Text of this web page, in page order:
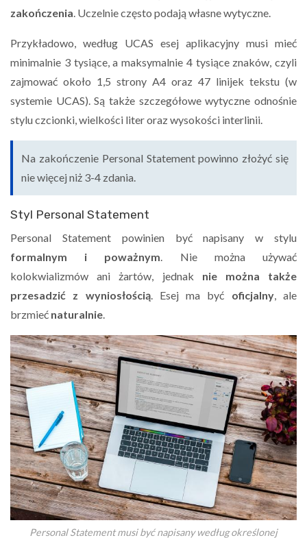
zakończenia . Uczelnie często podają własne wytyczne.
Przykładowo, według UCAS esej aplikacyjny musi mieć
minimalnie 3 tysiące, a maksymalnie 4 tysiące znaków, czyli
zajmować około 1,5 strony A4 oraz 47 linijek tekstu (w
systemie UCAS). Są także szczegółowe wytyczne odnośnie
stylu czcionki, wielkości liter oraz wysokości interlinii.
Na zakończenie Personal Statement powinno złożyć się
nie więcej niż 3-4 zdania.
Styl Personal Statement
Personal Statement powinien być napisany w stylu
formalnym i poważnym . Nie można używać
kolokwializmów ani żartów, jednak nie można także
przesadzić z wyniosłością. Esej ma być oficjalny, ale
brzmieć naturalnie
Personal Statement musi być napisany według określonej